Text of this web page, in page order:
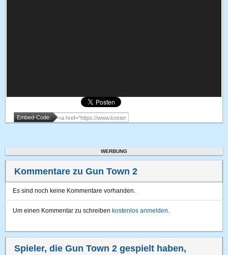
Embed-Code:
WERBUNG
Kommentare zu Gun Town 2
Es sind noch keine Kommentare vorhanden.
Um einen Kommentar zu schreiben kostenlos anmelden.
Spieler, die Gun Town 2 gespielt haben,